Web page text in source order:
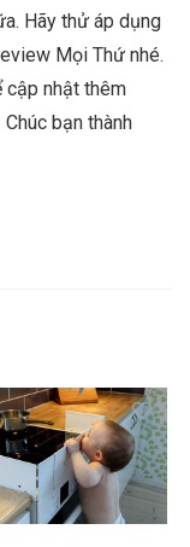
Hãy thử áp dụng
Mọi Thứ nhé.
nhật thêm
bạn thành